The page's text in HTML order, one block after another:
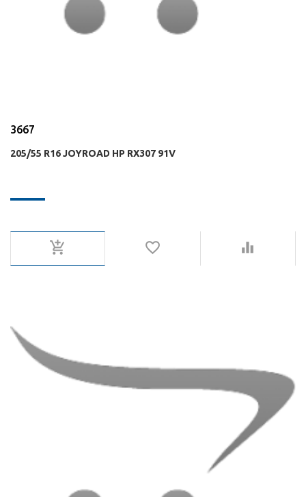
3667
205/55 R16 JOYROAD HP RX307 91V